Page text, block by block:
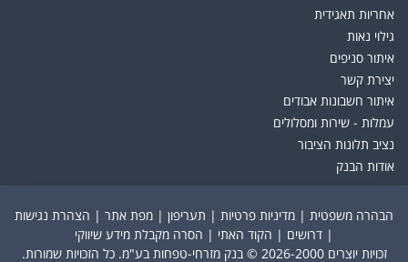
אחריות תאגידית
גילוי נאות
איתור סניפים
יצירת קשר
איתור חשבונות אבודים
עמלות - שירות ומסלולים
נציב תלונות הציבור
אודות הבנק
הבהרה משפטית | מדיניות פרטיות | תעריפון | מפת אתר | הצהרת נגישות
| דרושים | הקוד האתי | הסרה מקבלת מידע שיווקי
זכויות יוצרים 2026-2000 © בנק מזרחי-טפחות בע"מ. כל הזכויות שמורות.